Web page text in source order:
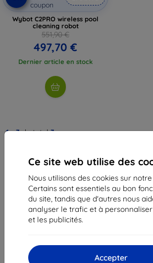
Ce site web utilise des
Nous utilisons des cookies sur
Certains sont essentiels au bon
du site, tandis que d'autres nous
analyser le trafic et à
et les publicités.
Accepter
coupon
Wybot C2PRO wireless pool
cleaning robot
551,90 €
497,70 €
Dernier article en stock
1-3du total3.
Ulica Rudolfa Mocka 3750/2A
841 04 Bratislava